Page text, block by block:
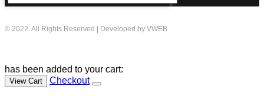
© 2022. All Rights Reserved | Developed by VWEB
has been added to your cart:
View Cart Checkout